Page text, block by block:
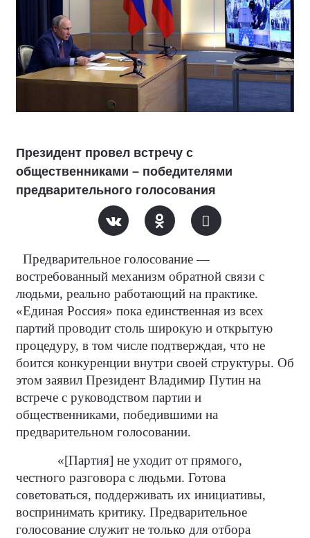
Президент провел встречу с
общественниками – победителями
предварительного голосования
Предварительное голосование —
востребованный механизм обратной связи с
людьми, реально работающий на практике.
«Единая Россия» пока единственная из всех
партий проводит столь широкую и открытую
процедуру, в том числе подтверждая, что не
боится конкуренции внутри своей структуры. Об
этом заявил Президент Владимир Путин на
встрече с руководством партии и
общественниками, победившими на
предварительном голосовании.
«[Партия] не уходит от прямого,
честного разговора с людьми. Готова
советоваться, поддерживать их инициативы,
воспринимать критику. Предварительное
голосование служит не только для отбора